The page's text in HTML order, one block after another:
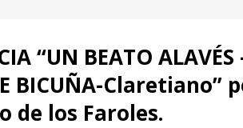
“UN BEATO
BICUÑA-Claretiano”
de los Faroles.